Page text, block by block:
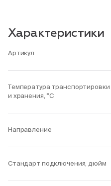
Характеристики
Артикул
Температура транспортировки
и хранения, °С
Направление
Стандарт подключения, дюйм